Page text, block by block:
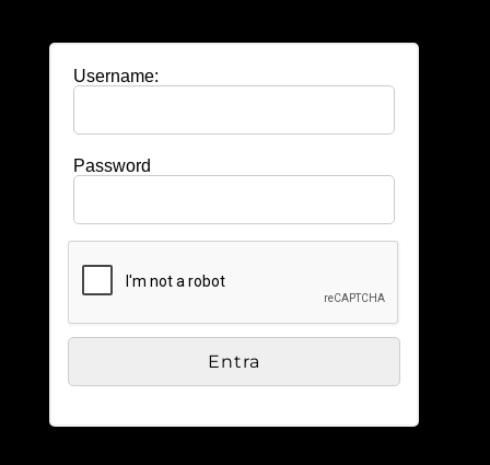
Username:
Password